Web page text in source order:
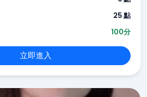
25 點
100分
立即進入